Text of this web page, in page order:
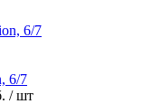
6/7
/ шт